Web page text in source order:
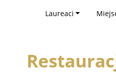
Laureaci